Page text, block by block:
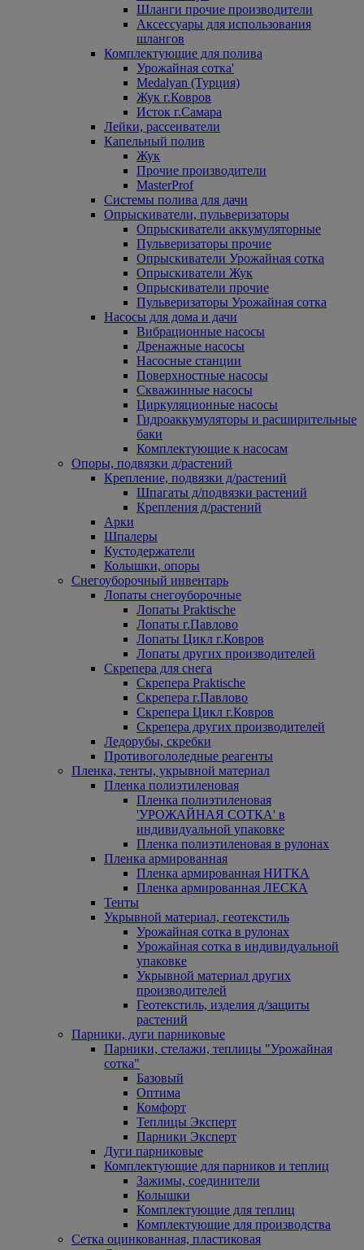
Шланги прочие производители
Аксессуары для использования
шлангов
Комплектующие для полива
Урожайная сотка'
Medalyan (Турция)
Жук г.Ковров
Исток г.Самара
Лейки, рассеиватели
Капельный полив
Жук
Прочие производители
MasterProf
Системы полива для дачи
Опрыскиватели, пульверизаторы
Опрыскиватели аккумуляторные
Пульверизаторы прочие
Опрыскиватели Урожайная сотка
Опрыскиватели Жук
Опрыскиватели прочие
Пульверизаторы Урожайная сотка
Насосы для дома и дачи
Вибрационные насосы
Дренажные насосы
Насосные станции
Поверхностные насосы
Скважинные насосы
Циркуляционные насосы
Гидроаккумуляторы и расширительные
баки
Комплектующие к насосам
Опоры, подвязки д/растений
Крепление, подвязки д/растений
Шпагаты д/подвязки растений
Крепления д/растений
Арки
Шпалеры
Кустодержатели
Колышки, опоры
Снегоуборочный инвентарь
Лопаты снегоуборочные
Лопаты Praktische
Лопаты г.Павлово
Лопаты Цикл г.Ковров
Лопаты других производителей
Скрепера для снега
Скрепера Praktische
Скрепера г.Павлово
Скрепера Цикл г.Ковров
Скрепера других производителей
Ледорубы, скребки
Противогололедные реагенты
Пленка, тенты, укрывной материал
Пленка полиэтиленовая
Пленка полиэтиленовая
'УРОЖАЙНАЯ СОТКА' в
индивидуальной упаковке
Пленка полиэтиленовая в рулонах
Пленка армированная
Пленка армированная НИТКА
Пленка армированная ЛЕСКА
Тенты
Укрывной материал, геотекстиль
Урожайная сотка в рулонах
Урожайная сотка в индивидуальной
упаковке
Укрывной материал других
производителей
Геотекстиль, изделия д/защиты
растений
Парники, дуги парниковые
Парники, стелажи, теплицы "Урожайная
сотка"
Базовый
Оптима
Комфорт
Теплицы Эксперт
Парники Эксперт
Дуги парниковые
Комплектующие для парников и теплиц
Зажимы, соединители
Колышки
Комплектующие для теплиц
Комплектующие для производства
Сетка оцинкованная, пластиковая